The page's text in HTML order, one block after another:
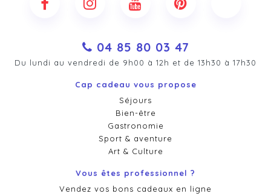
04 85 80 03 47
Du lundi au vendredi de 9h00 à 12h et de 13h30 à 17h30
Cap cadeau vous propose
Séjours
Bien-être
Gastronomie
Sport & aventure
Art & Culture
Vous êtes professionnel ?
Vendez vos bons cadeaux en ligne